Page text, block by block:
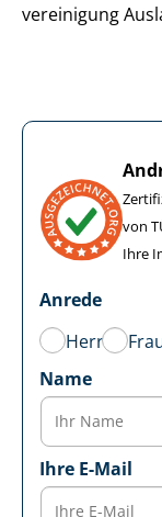
ver­ei­ni­gung
von
Ihre
Anrede
Herr
Name
Ihre E-Mail